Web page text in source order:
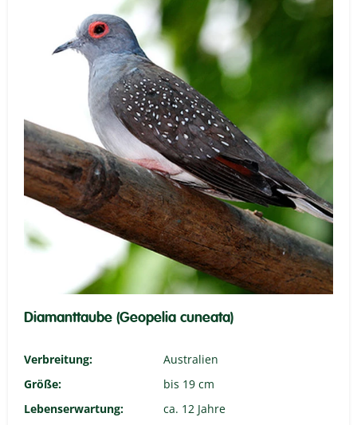
Diamanttaube (Geopelia cuneata)
Verbreitung:
Australien
Größe:
bis 19 cm
Lebenserwartung:
ca. 12 Jahre